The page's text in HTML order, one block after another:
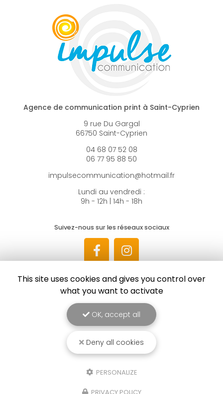
Agence de communication print à Saint-Cyprien
9 rue Du Gargal
66750 Saint-Cyprien
04 68 07 52 08
06 77 95 88 50
impulsecommunication@hotmail.fr
Lundi au vendredi :
9h - 12h | 14h - 18h
Suivez-nous sur les réseaux sociaux
Envoyez un message
This site uses cookies and gives you control over
what you want to activate
OK, accept all
Deny all cookies
PERSONALIZE